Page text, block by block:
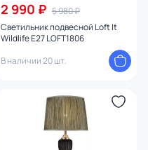
2 990 ₽ 5 980 ₽
Светильник подвесной Loft It
Wildlife E27 LOFT1806
В наличии 20 шт.